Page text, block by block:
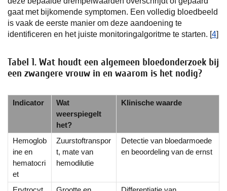
gaat met bijkomende symptomen. Een volledig bloedbeeld
is vaak de eerste manier om deze aandoening te
identificeren en het juiste monitoringalgoritme te starten. [4]
Tabel 1. Wat houdt een algemeen bloedonderzoek bij
een zwangere vrouw in en waarom is het nodig?
Indicator
Wat
weerspiegelt
het?
Klinische waarde
Hemoglob
ine en
hematocri
et
Zuurstoftranspor
t, mate van
hemodilutie
Detectie van bloedarmoede
en beoordeling van de ernst